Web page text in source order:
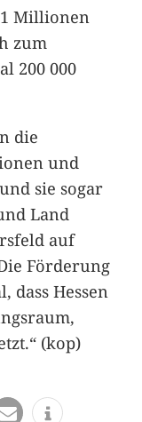
Millionen
zum
200 000
die
und
sie sogar
Land
auf
Förderung
dass Hessen
(kop)